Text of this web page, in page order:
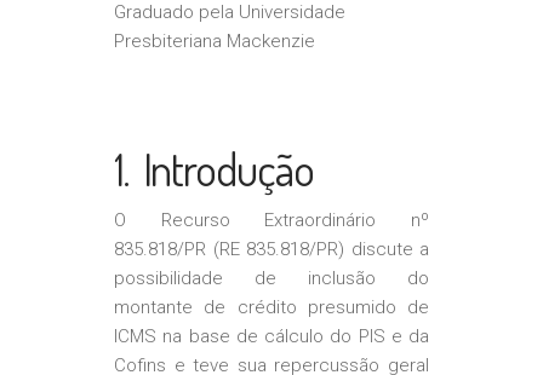
Graduado pela Universidade
Presbiteriana Mackenzie
1. Introdução
O Recurso Extraordinário nº
835.818/PR (RE 835.818/PR) discute a
possibilidade de inclusão do
montante de crédito presumido de
ICMS na base de cálculo do PIS e da
Cofins e teve sua repercussão geral